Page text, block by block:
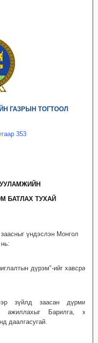
ГАЗРЫН ТОГТООЛ
353
БАТЛАХ ТУХАЙ
үндэслэн Монгол
дүрэм"-ийг хавсралт
зүйлд заасан дүрмийн
ажиллахыг Барилга, хот
даалгасугай.